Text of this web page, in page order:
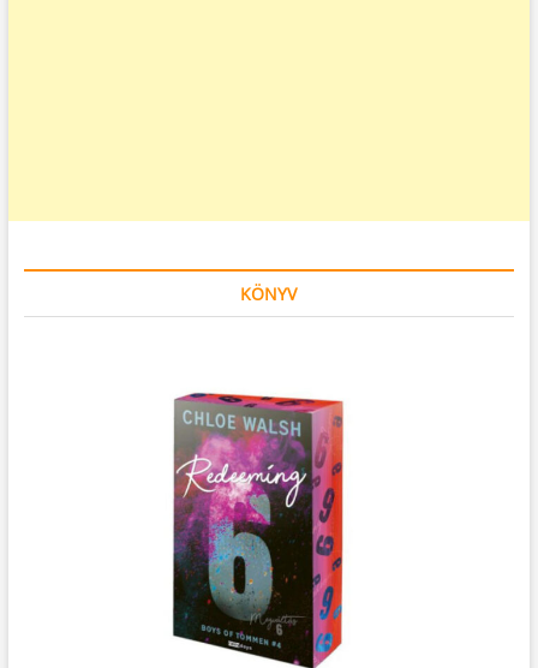
KÖNYV